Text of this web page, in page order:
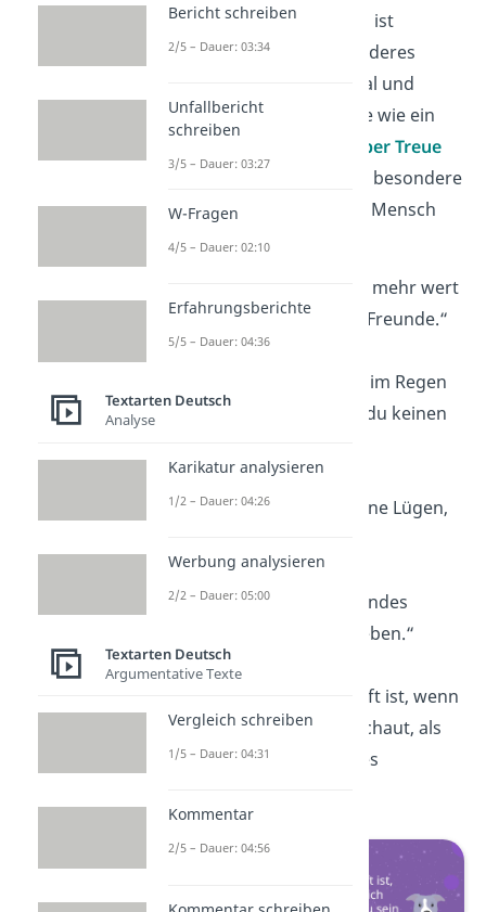
Die Treue eines Hundes ist
unvergleichlich. Kein anderes
Wesen steht uns so loyal und
bedingungslos zur Seite wie ein
Sprüche über Treue
von Hunden
fangen die besondere
Freundschaft
zwischen Mensch
und Hund perfekt ein.
„Ein treuer Hund ist mehr wert
als tausend falsche Freunde.“
„Ein Hund bleibt dir im Regen
treu —- auch wenn du keinen
„Ein Hund kennt keine Lügen,
„Die Treue eines Hundes
überdauert jedes Leben.“
„Wahre Freundschaft ist, wenn
dein Hund dich anschaut, als
wärst du sein ganzes
Bericht schreiben
2/5 – Dauer: 03:34
Unfallbericht
schreiben
3/5 – Dauer: 03:27
W-Fragen
4/5 – Dauer: 02:10
Erfahrungsberichte
5/5 – Dauer: 04:36
Textarten Deutsch
Analyse
Karikatur analysieren
1/2 – Dauer: 04:26
Werbung analysieren
2/2 – Dauer: 05:00
Textarten Deutsch
Argumentative Texte
Vergleich schreiben
1/5 – Dauer: 04:31
Kommentar
2/5 – Dauer: 04:56